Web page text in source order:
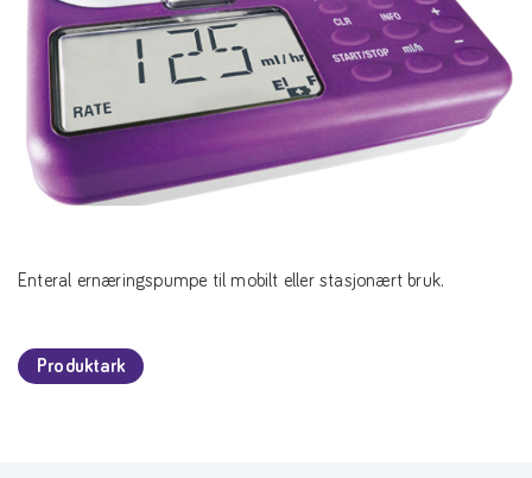
Enteral ernæringspumpe til mobilt eller stasjonært bruk.
Produktark